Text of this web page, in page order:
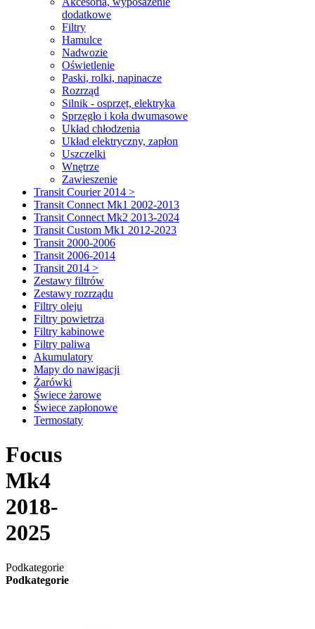
dodatkowe
Filtry
Hamulce
Nadwozie
Oświetlenie
Paski, rolki, napinacze
Rozrząd
Silnik - osprzęt, elektryka
Sprzęgło i koła dwumasowe
Układ chłodzenia
Układ elektryczny, zapłon
Uszczelki
Wnętrze
Zawieszenie
Transit Courier 2014 >
Transit Connect Mk1 2002-2013
Transit Connect Mk2 2013-2024
Transit Custom Mk1 2012-2023
Transit 2000-2006
Transit 2006-2014
Transit 2014 >
Zestawy filtrów
Zestawy rozrządu
Filtry oleju
Filtry powietrza
Filtry kabinowe
Filtry paliwa
Akumulatory
Mapy do nawigacji
Żarówki
Świece żarowe
Świece zapłonowe
Termostaty
Focus
Mk4
2018-
2025
Podkategorie
Podkategorie